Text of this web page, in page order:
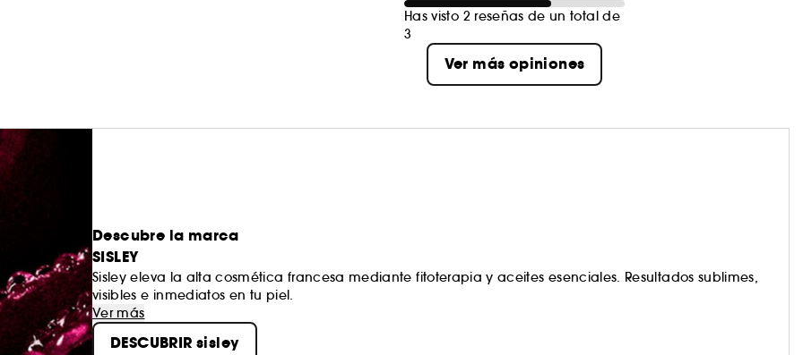
Has visto 2 reseñas de un total de
3
Ver más opiniones
Descubre la marca
SISLEY
Sisley eleva la alta cosmética francesa mediante fitoterapia y aceites esenciales. Resultados sublimes,
visibles e inmediatos en tu piel.
Ver más
DESCUBRIR sisley